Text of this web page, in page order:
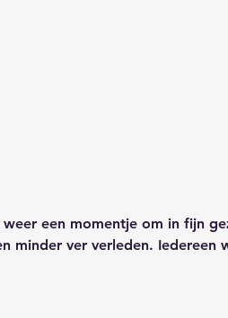
een momentje om in fijn
minder ver verleden. Iedereen